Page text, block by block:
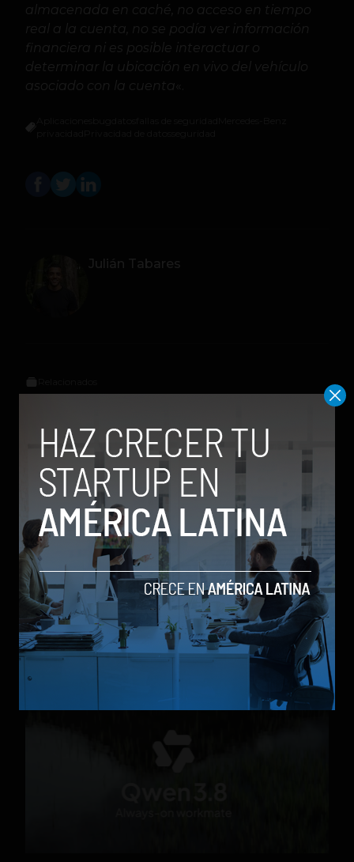
almacenada en caché, no acceso en tiempo
real a la cuenta, no se podía ver información
financiera ni es posible interactuar o
determinar la ubicación en vivo del vehículo
asociado con la cuenta
Julián Tabares
Parte de un cohete de Elon Musk chocó contra la
Luna tras más de un año a la deriva
by Social Geek
Actualidad
6 de agosto de 2026